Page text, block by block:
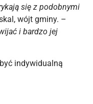
się z podobnymi
wójt gminy. –
i bardzo jej
indywidualną